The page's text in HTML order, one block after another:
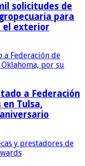
solicitudes de
para
el exterior
a Federación
en Tulsa,